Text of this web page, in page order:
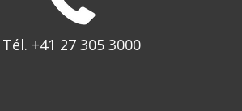
Tél. +41 27 305 3000